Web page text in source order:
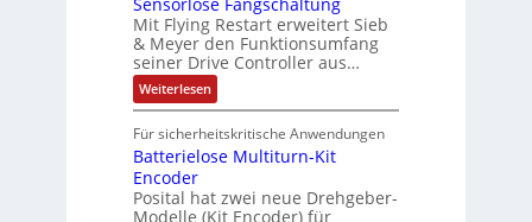
t
o
m
a
t
i
o
g
e
i
t
s
k
ä
f
t
e
n
d
i
e
r
d
4
0
A
N
e
t
z
t
e
l
e
r
ä
Sensorlose Fangschaltung
Mit Flying Restart erweitert Sieb
& Meyer den Funktionsumfang
seiner Drive Controller aus…
Weiterlesen:
S
n
s
l
Für sicherheitskritische Anwendungen
Batterielose Multiturn-Kit
Encoder
Posital hat zwei neue Drehgeber-
Modelle (Kit Encoder) für